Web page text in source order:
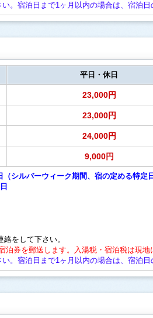
。宿泊日まで1ヶ月以内の場合は、宿泊日
平日・休日
23,000円
23,000円
24,000円
9,000円
シルバーウィーク期間、宿の定める特定
をして下さい。
券を郵送します。入湯税・宿泊税は現地
。宿泊日まで1ヶ月以内の場合は、宿泊日